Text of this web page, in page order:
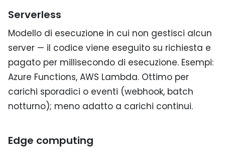
Serverless
Modello di esecuzione in cui non gestisci alcun
server — il codice viene eseguito su richiesta e
pagato per millisecondo di esecuzione. Esempi:
Azure Functions, AWS Lambda. Ottimo per
carichi sporadici o eventi (webhook, batch
notturno); meno adatto a carichi continui.
Edge computing